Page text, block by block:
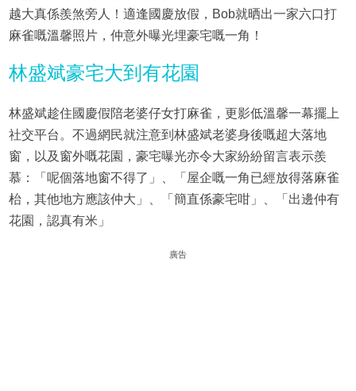
越大真係羨煞旁人！適逢國慶放假，Bob就晒出一家六口打
麻雀嘅溫馨照片，仲意外曝光埋豪宅嘅一角！
林盛斌豪宅大到有花園
林盛斌趁住國慶假陪老婆仔女打麻雀，更影低溫馨一幕擺上
社交平台。不過網民就注意到林盛斌老婆身後嘅超大落地
窗，以及窗外嘅花園，豪宅曝光亦令大家紛紛留言表示羨
慕：「呢個落地窗不得了」、「屋企嘅一角已經放得落麻雀
枱，其他地方應該仲大」、「簡直係豪宅咁」、「出邊仲有
花園，認真有米」
廣告